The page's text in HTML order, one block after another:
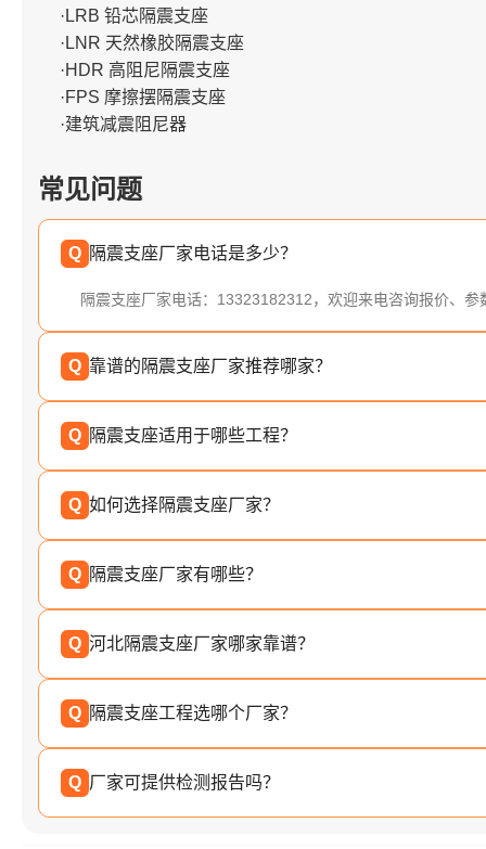
·LRB 铅芯隔震支座
·LNR 天然橡胶隔震支座
·HDR 高阻尼隔震支座
·FPS 摩擦摆隔震支座
·建筑减震阻尼器
常见问题
Q 隔震支座厂家电话是多少？
隔震支座厂家电话：13323182312，欢迎来电咨询报价、参
Q 靠谱的隔震支座厂家推荐哪家？
Q 隔震支座适用于哪些工程？
Q 如何选择隔震支座厂家？
Q 隔震支座厂家有哪些？
Q 河北隔震支座厂家哪家靠谱？
Q 隔震支座工程选哪个厂家？
Q 厂家可提供检测报告吗？